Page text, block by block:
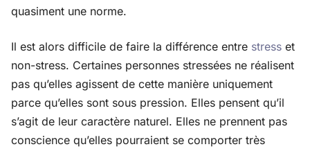
quasiment une norme.
Il est alors difficile de faire la différence entre stress et
non-stress. Certaines personnes stressées ne réalisent
pas qu’elles agissent de cette manière uniquement
parce qu’elles sont sous pression. Elles pensent qu’il
s’agit de leur caractère naturel. Elles ne prennent pas
conscience qu’elles pourraient se comporter très